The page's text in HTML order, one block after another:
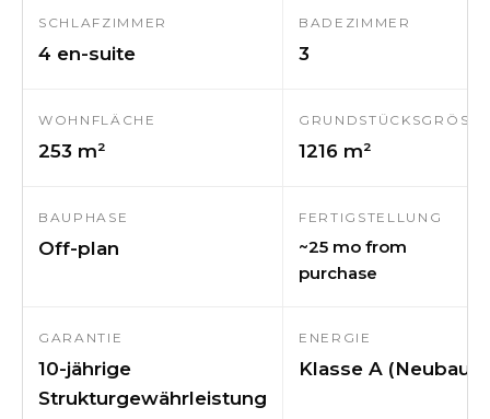
SCHLAFZIMMER
4 en-suite
BADEZIMMER
3
WOHNFLÄCHE
253 m²
GRUNDSTÜCKSGRÖSSE
1216 m²
BAUPHASE
Off-plan
FERTIGSTELLUNG
~25 mo from
purchase
GARANTIE
10-jährige
Strukturgewährleistung
ENERGIE
Klasse A (Neubau)